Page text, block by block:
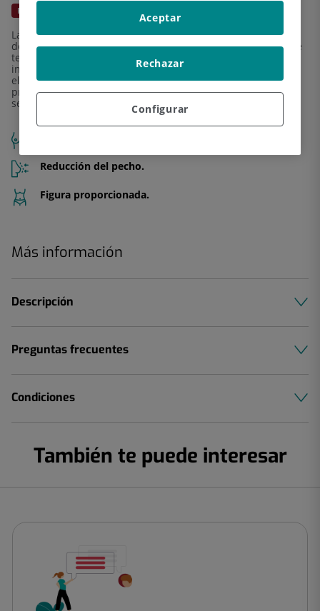
PRIMERA CONSULTA GRATUITA
La mamoplastia de reducciónpermite disminuir el tamaño
del pecho mediante la extracción de grasa, la eliminación de
tejido o la extirpación de parte de la glándula mamaria. Esta
intervención suele ir acompañada de un procedimiento de
elevación de las mamas para conseguir una figura
proporcionada y estilizada. En e-Quirónsalud te ayudamos a
sentirte mejor a un precio con descuento.
Reducción del pecho.
Figura proporcionada.
Más información
Descripción
Preguntas frecuentes
Condiciones
También te puede interesar
Configurar
Rechazar
Aceptar